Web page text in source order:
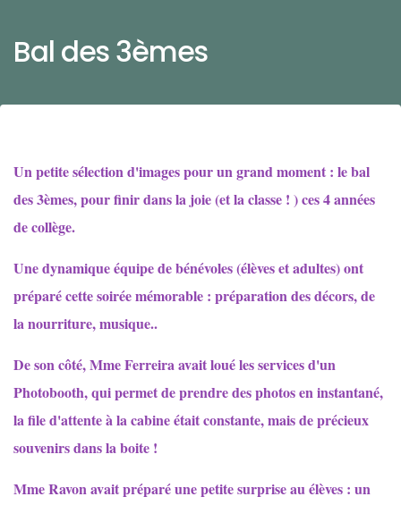
Bal des 3èmes
Un petite sélection d'images pour un grand moment : le bal
des 3èmes, pour finir dans la joie (et la classe ! ) ces 4 années
de collège.
Une dynamique équipe de bénévoles (élèves et adultes) ont
préparé cette soirée mémorable : préparation des décors, de
la nourriture, musique..
De son côté, Mme Ferreira avait loué les services d'un
Photobooth, qui permet de prendre des photos en instantané,
la file d'attente à la cabine était constante, mais de précieux
souvenirs dans la boite !
Mme Ravon avait préparé une petite surprise au élèves : un